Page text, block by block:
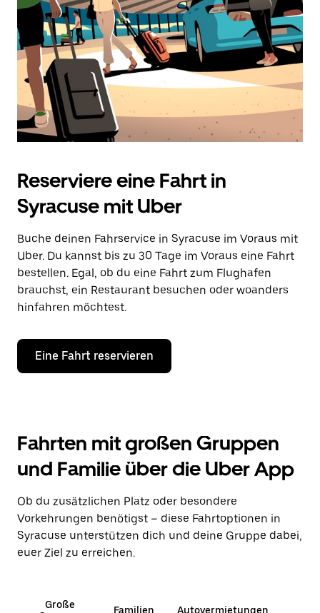
Escape-
Taste,
um
den
Kalender
zu
schließen.
Reserviere eine Fahrt in
Syracuse mit Uber
Buche deinen Fahrservice in Syracuse im Voraus mit
Uber. Du kannst bis zu 30 Tage im Voraus eine Fahrt
bestellen. Egal, ob du eine Fahrt zum Flughafen
brauchst, ein Restaurant besuchen oder woanders
hinfahren möchtest.
Eine Fahrt reservieren
Fahrten mit großen Gruppen
und Familie über die Uber App
Ob du zusätzlichen Platz oder besondere
Vorkehrungen benötigst – diese Fahrtoptionen in
Syracuse unterstützen dich und deine Gruppe dabei,
euer Ziel zu erreichen.
Große
Familien Autovermietungen